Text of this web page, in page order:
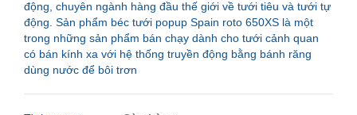
động, chuyên ngành hàng đầu thế giới về tưới tiêu và tưới tự
động. Sản phẩm béc tưới popup Spain roto 650XS là một
trong những sản phẩm bán chạy dành cho tưới cảnh quan
có bán kính xa với hệ thống truyền động bằng bánh răng
dùng nước để bôi trơn